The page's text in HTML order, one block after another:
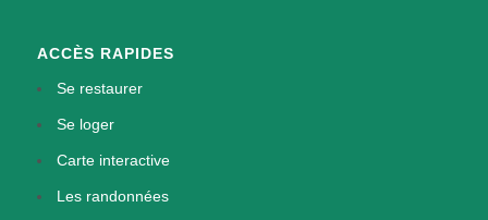
ACCÈS RAPIDES
Se restaurer
Se loger
Carte interactive
Les randonnées